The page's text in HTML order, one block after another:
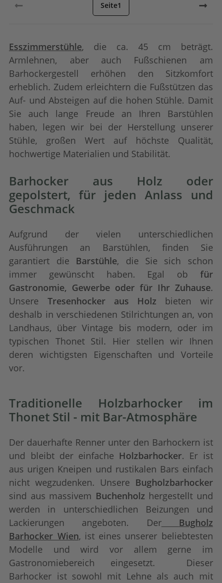
Seite1
Esszimmerstühle, die ca. 45 cm beträgt.
Armlehnen, aber auch Fußschienen am
Barhockergestell erhöhen den Sitzkomfort
erheblich. Zudem erleichtern die Fußstützen das
Auf- und Absteigen auf die hohen Stühle. Damit
Sie auch lange Freude an Ihren Barstühlen
haben, legen wir bei der Herstellung unserer
Stühle, großen Wert auf höchste Qualität,
hochwertige Materialien und Stabilität.
Barhocker aus Holz oder
gepolstert, für jeden Anlass und
Geschmack
Aufgrund der vielen unterschiedlichen
Ausführungen an Barstühlen, finden Sie
garantiert die Barstühle, die Sie sich schon
immer gewünscht haben. Egal ob für
Gastronomie, Gewerbe oder für Ihr Zuhause.
Unsere Tresenhocker aus Holz bieten wir
deshalb in verschiedenen Stilrichtungen an, von
Landhaus, über Vintage bis modern, oder im
typischen Thonet Stil. Hier stellen wir Ihnen
deren wichtigsten Eigenschaften und Vorteile
vor.
Traditionelle Holzbarhocker im
Thonet Stil - mit Bar-Atmosphäre
Der dauerhafte Renner unter den Barhockern ist
und bleibt der einfache Holzbarhocker. Er ist
aus urigen Kneipen und rustikalen Bars einfach
nicht wegzudenken. Unsere Bugholzbarhocker
sind aus massivem Buchenholz hergestellt und
werden in unterschiedlichen Beizungen und
Lackierungen angeboten. Der
Bugholz
Barhocker Wien, ist eines unserer beliebtesten
Modelle und wird vor allem gerne im
Gastronomiebereich eingesetzt. Dieser
Barhocker ist sowohl mit Lehne als auch mit